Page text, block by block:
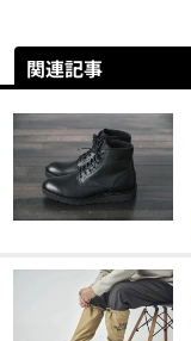
関連記事